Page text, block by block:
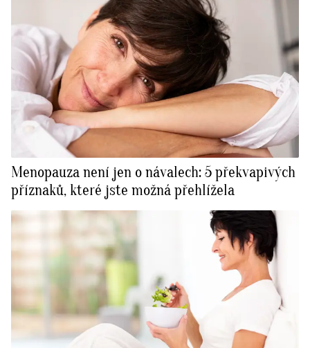
Menopauza není jen o návalech: 5 překvapivých
příznaků, které jste možná přehlížela